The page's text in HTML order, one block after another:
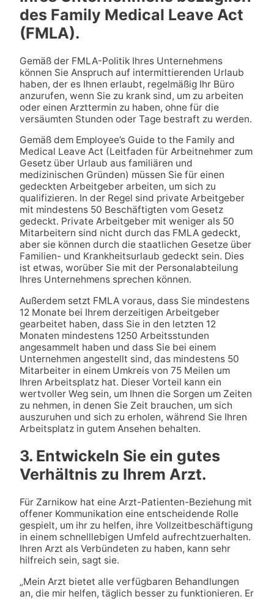
des Family Medical Leave Act
(FMLA).
Gemäß der FMLA-Politik Ihres Unternehmens
können Sie Anspruch auf intermittierenden Urlaub
haben, der es Ihnen erlaubt, regelmäßig Ihr Büro
anzurufen, wenn Sie zu krank sind, um zu arbeiten
oder einen Arzttermin zu haben, ohne für die
versäumten Stunden oder Tage bestraft zu werden.
Gemäß dem Employee’s Guide to the Family and
Medical Leave Act (Leitfaden für Arbeitnehmer zum
Gesetz über Urlaub aus familiären und
medizinischen Gründen) müssen Sie für einen
gedeckten Arbeitgeber arbeiten, um sich zu
qualifizieren. In der Regel sind private Arbeitgeber
mit mindestens 50 Beschäftigten vom Gesetz
gedeckt. Private Arbeitgeber mit weniger als 50
Mitarbeitern sind nicht durch das FMLA gedeckt,
aber sie können durch die staatlichen Gesetze über
Familien- und Krankheitsurlaub gedeckt sein. Dies
ist etwas, worüber Sie mit der Personalabteilung
Ihres Unternehmens sprechen können.
Außerdem setzt FMLA voraus, dass Sie mindestens
12 Monate bei Ihrem derzeitigen Arbeitgeber
gearbeitet haben, dass Sie in den letzten 12
Monaten mindestens 1250 Arbeitsstunden
angesammelt haben und dass Sie bei einem
Unternehmen angestellt sind, das mindestens 50
Mitarbeiter in einem Umkreis von 75 Meilen um
Ihren Arbeitsplatz hat. Dieser Vorteil kann ein
wertvoller Weg sein, um Ihnen die Sorgen um Zeiten
zu nehmen, in denen Sie Zeit brauchen, um sich
auszuruhen und sich zu erholen, während Sie Ihren
Arbeitsplatz in gutem Ansehen behalten.
3. Entwickeln Sie ein gutes
Verhältnis zu Ihrem Arzt.
Für Zarnikow hat eine Arzt-Patienten-Beziehung mit
offener Kommunikation eine entscheidende Rolle
gespielt, um ihr zu helfen, ihre Vollzeitbeschäftigung
in einem schnelllebigen Umfeld aufrechtzuerhalten.
Ihren Arzt als Verbündeten zu haben, kann sehr
hilfreich sein, sagt sie.
„Mein Arzt bietet alle verfügbaren Behandlungen
an, die mir helfen, täglich besser zu funktionieren. Er